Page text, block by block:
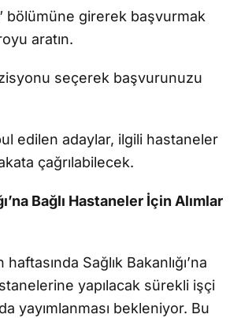
bölümüne girerek başvurmak
aratın.
seçerek başvurunuzu
edilen adaylar, ilgili hastaneler
çağrılabilecek.
Bağlı Hastaneler İçin Alımlar
haftasında Sağlık Bakanlığı’na
yapılacak sürekli işçi
da yayımlanması bekleniyor. Bu